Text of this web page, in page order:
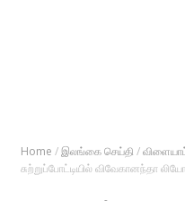
Home /இலங்கை செய்தி /
சுற்றுப்போட்டியில் விவேகானந்தா